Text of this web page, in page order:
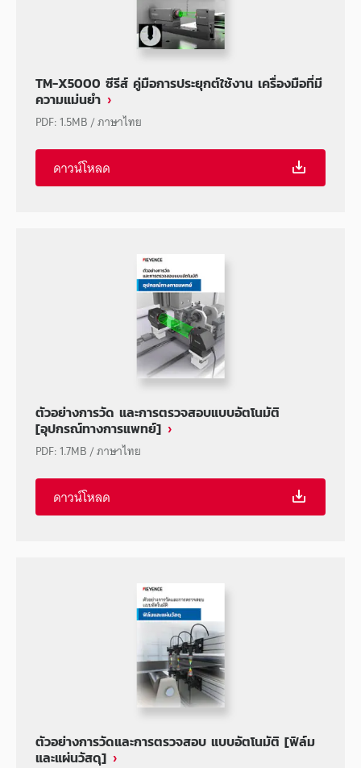
TM-X5000 ซีรีส์ คู่มือการประยุกต์ใช้งาน เครื่องมือที่มี
ความแม่นยำ
PDF: 1.5MB/ภาษาไทย
ดาวน์โหลด
ตัวอย่างการวัด และการตรวจสอบแบบอัตโนมัติ
[อุปกรณ์ทางการแพทย์]
PDF: 1.7MB/ภาษาไทย
ดาวน์โหลด
ตัวอย่างการวัดและการตรวจสอบ แบบอัตโนมัติ [ฟิล์ม
และแผ่นวัสดุ]